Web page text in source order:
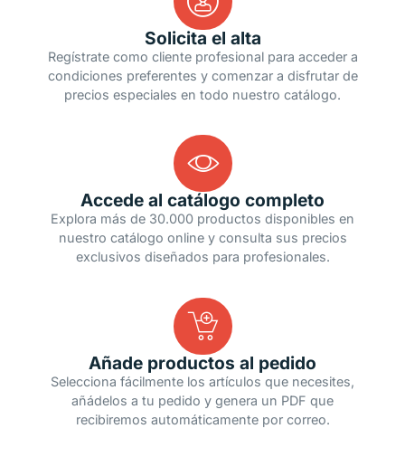
Solicita el alta
Regístrate como cliente profesional para acceder a
condiciones preferentes y comenzar a disfrutar de
precios especiales en todo nuestro catálogo.
Accede al catálogo completo
Explora más de 30.000 productos disponibles en
nuestro catálogo online y consulta sus precios
exclusivos diseñados para profesionales.
Añade productos al pedido
Selecciona fácilmente los artículos que necesites,
añádelos a tu pedido y genera un PDF que
recibiremos automáticamente por correo.